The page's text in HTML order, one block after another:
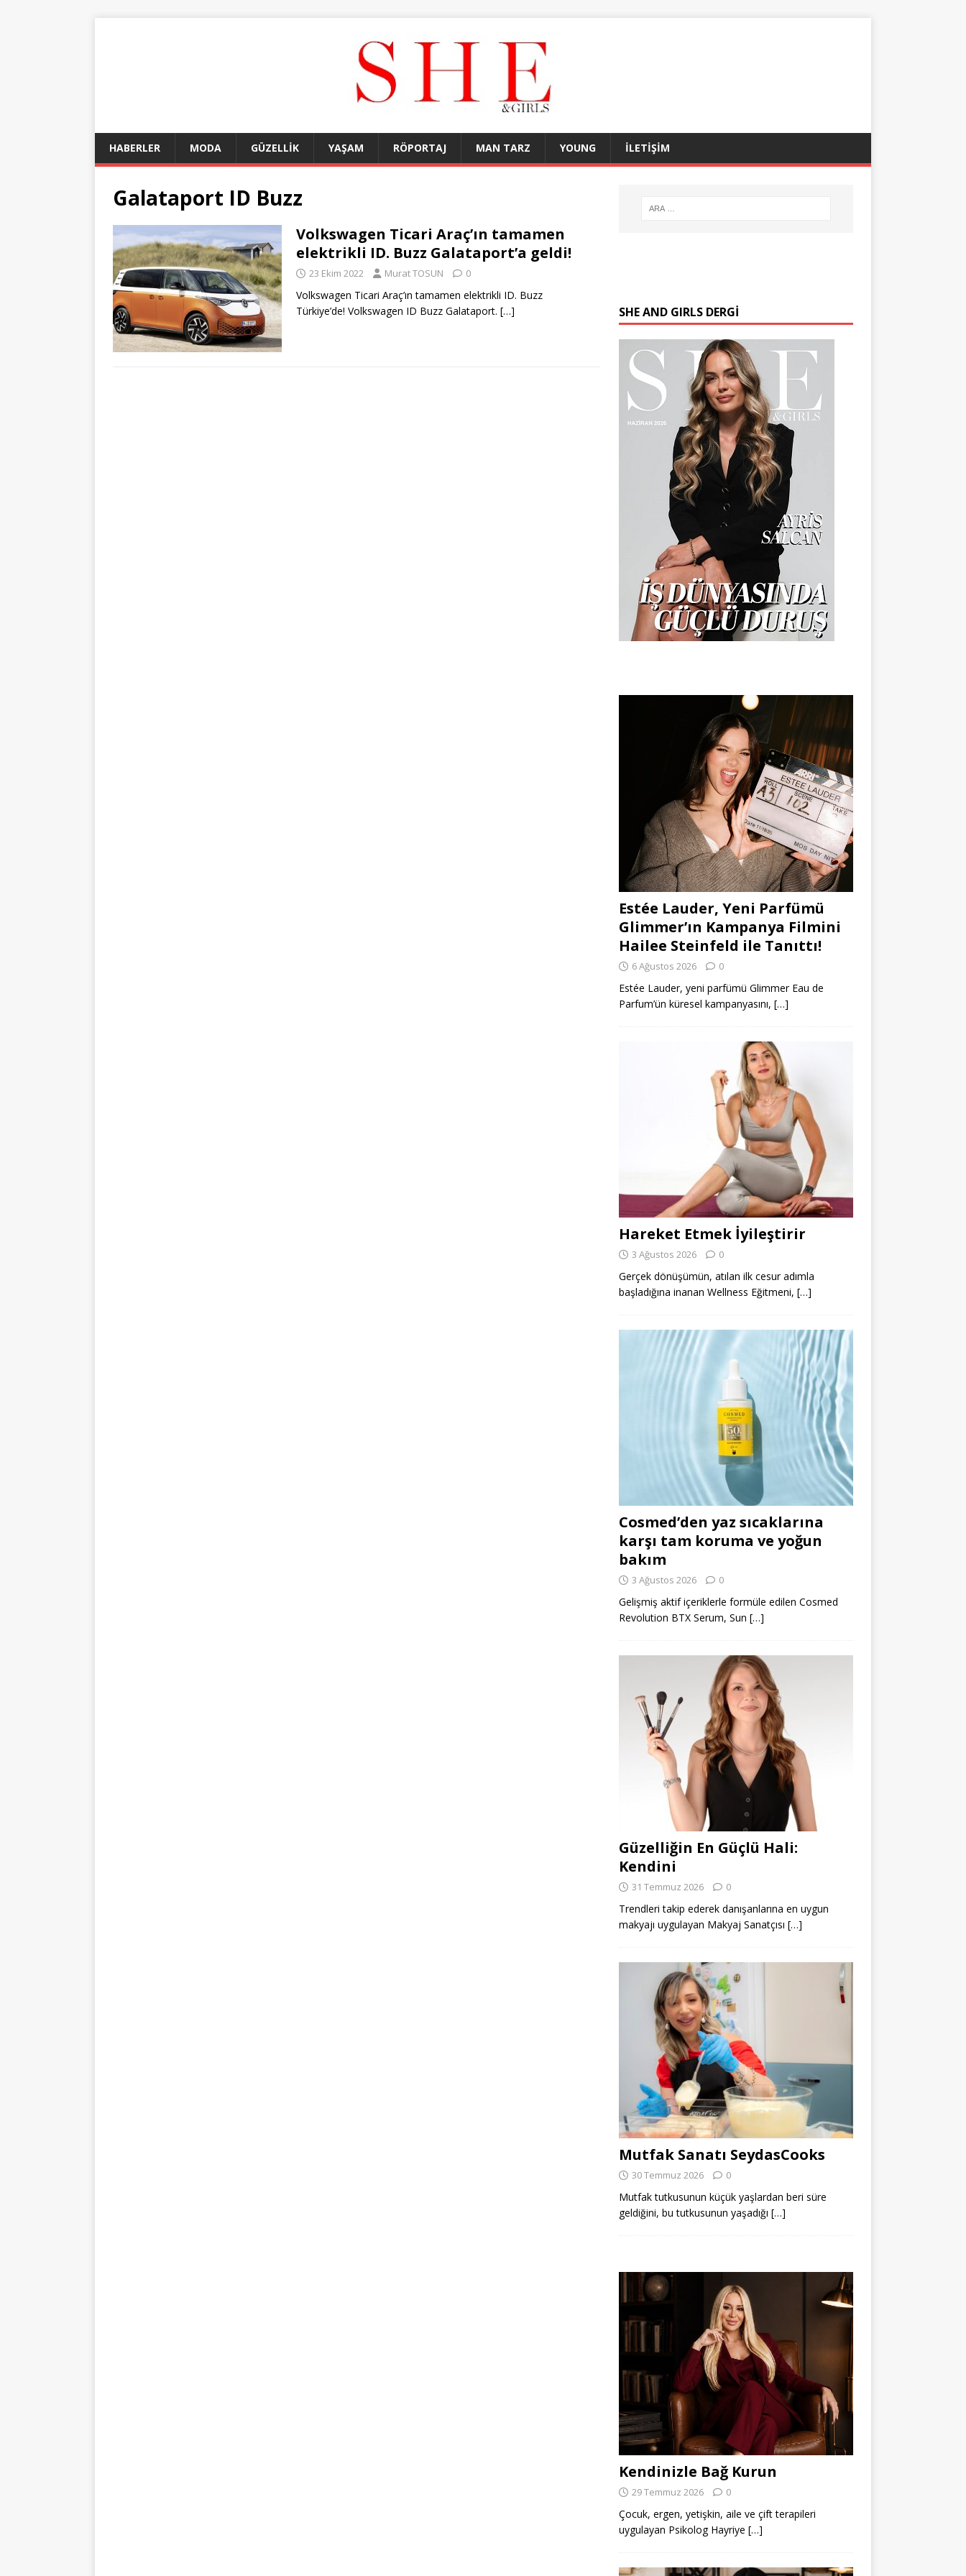
HABERLER MODA GÜZELLİK YAŞAM RÖPORTAJ MAN TARZ YOUNG İLETİŞİM
Galataport ID Buzz
Volkswagen Ticari Araç’ın tamamen
elektrikli ID. Buzz Galataport’a geldi!
23 Ekim 2022 Murat TOSUN 0
Volkswagen Ticari Araç’ın tamamen elektrikli ID. Buzz
Türkiye’de! Volkswagen ID Buzz Galataport. […] SHE AND GIRLS DERGİ
Estée Lauder, Yeni Parfümü
Glimmer’ın Kampanya Filmini
Hailee Steinfeld ile Tanıttı!
6 Ağustos 2026 0
Estée Lauder, yeni parfümü Glimmer Eau de
Parfum’ün küresel kampanyasını, […]
Hareket Etmek İyileştirir
3 Ağustos 2026 0
Gerçek dönüşümün, atılan ilk cesur adımla
başladığına inanan Wellness Eğitmeni, […]
Cosmed’den yaz sıcaklarına
karşı tam koruma ve yoğun
bakım
3 Ağustos 2026 0
Gelişmiş aktif içeriklerle formüle edilen Cosmed
Revolution BTX Serum, Sun […]
Güzelliğin En Güçlü Hali:
Kendini
31 Temmuz 2026 0
Trendleri takip ederek danışanlarına en uygun
makyajı uygulayan Makyaj Sanatçısı […]
Mutfak Sanatı SeydasCooks
30 Temmuz 2026 0
Mutfak tutkusunun küçük yaşlardan beri süre
geldiğini, bu tutkusunun yaşadığı […]
Kendinizle Bağ Kurun
29 Temmuz 2026 0
Çocuk, ergen, yetişkin, aile ve çift terapileri
uygulayan Psikolog Hayriye […]